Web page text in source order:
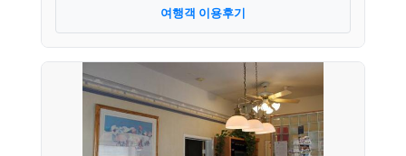
여행객 이용후기